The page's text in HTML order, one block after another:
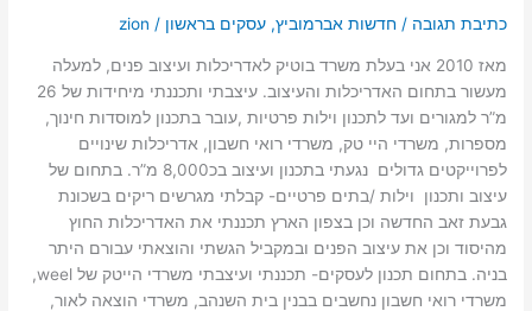
כתיבת תגובה /חדשות אברמוביץ,עסקים בראשון /
zion
מאז 2010 אני בעלת משרד בוטיק לאדריכלות ועיצוב פנים, למעלה
מעשור בתחום האדריכלות והעיצוב. עיצבתי ותכננתי מיחידות של 26
מ”ר למגורים ועד לתכנון וילות פרטיות ,עובר בתכנון למוסדות חינוך,
מספרות, משרדי היי טק, משרדי רואי חשבון, אדריכלות שינויים
לפרוייקטים גדולים נגעתי בתכנון ועיצוב בכ8,000 מ”ר. בתחום של
עיצוב ותכנון וילות /בתים פרטיים- קבלתי מגרשים ריקים בשכונת
גבעת זאב החדשה וכן בצפון הארץ תכננתי את האדריכלות החוץ
מהיסוד וכן את עיצוב הפנים ובמקביל הגשתי והוצאתי עבורם היתר
בניה. בתחום תכנון לעסקים- תכננתי ועיצבתי משרדי הייטק של weel,
משרדי רואי חשבון נחשבים בבנין בית השנהב, משרדי הוצאה לאור,